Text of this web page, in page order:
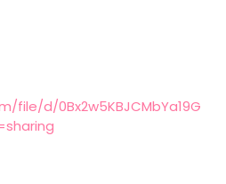
file/d/0Bx2w5KBJCMbYa19G